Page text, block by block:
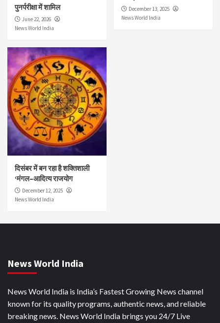
पुनर्परीक्षा में शामिल
June 22, 2026
News World India
December 13, 2025
News World India
दिसंबर में बन रहा है शक्तिशाली
‘मंगल–आदित्य राजयोग
December 12, 2025
News World India
News World India
News World India is India’s Fastest Growing News channel
known for its quality programs, authentic news, and reliable
breaking news. News World India brings you 24/7 Live